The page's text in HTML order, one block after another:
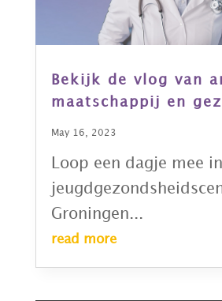
Bekijk de vlog van
maatschappij en
May 16, 2023
Loop een dagje mee
Groningen...
read more